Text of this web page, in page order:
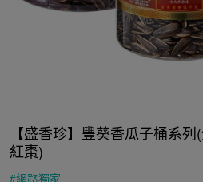
【盛香珍】豐葵香瓜子桶系
紅棗)
#網路獨家